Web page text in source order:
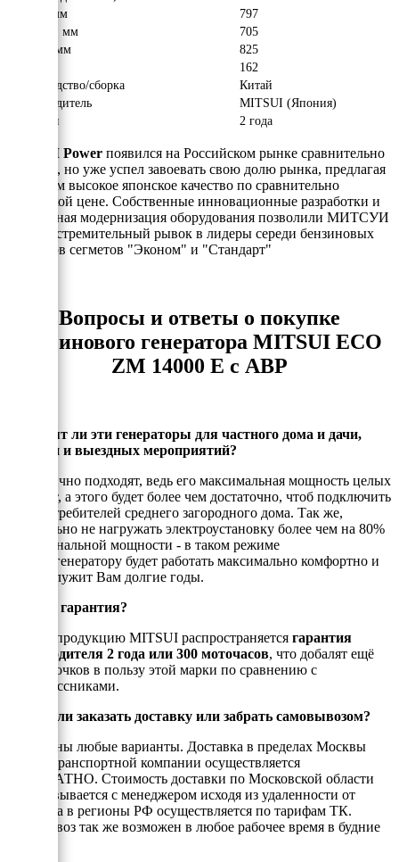
Длина, мм
797
Ширина, мм
705
Высота, мм
825
162
Производство/сборка
Китай
Производитель
MITSUI (Япония)
Гарантия
2 года
MITSUI Power появился на Российском рынке сравнительно
недавно, но уже успел завоевать свою долю рынка, предлагая
клиентам высокое японское качество по сравнительно
невысокой цене. Собственные инновационные разработки и
постоянная модернизация оборудования позволили МИТСУИ
сделать стремительный рывок в лидеры середи бензиновых
агрегатов сегметов "Эконом" и "Стандарт"
Вопросы и ответы о покупке
бензинового генератора MITSUI ECO
ZM 14000 E с АВР
Подходят ли эти генераторы для частного дома и дачи,
стройки и выездных мероприятий?
Да, отлично подходят, ведь его максимальная мощность целых
13,2 кВт, а этого будет более чем достаточно, чтоб подключить
всех потребителей среднего загородного дома. Так же,
желательно не нагружать электроустановку более чем на 80%
от номинальной мощности - в таком режиме
электрогенератору будет работать максимально комфортно и
он прослужит Вам долгие годы.
Есть ли гарантия?
На всю продукцию MITSUI распространяется гарантия
производителя 2 года или 300 моточасов, что добалят ещё
больше очков в пользу этой марки по сравнению с
одноклассниками.
Можно ли заказать доставку или забрать самовывозом?
Возможны любые варианты. Доставка в пределах Москвы
или до транспортной компании осуществляется
БЕСПЛАТНО. Стоимость доставки по Московской области
согласовывается с менеджером исходя из удаленности от
МКАД, а в регионы РФ осуществляется по тарифам ТК.
Самовывоз так же возможен в любое рабочее время в будние